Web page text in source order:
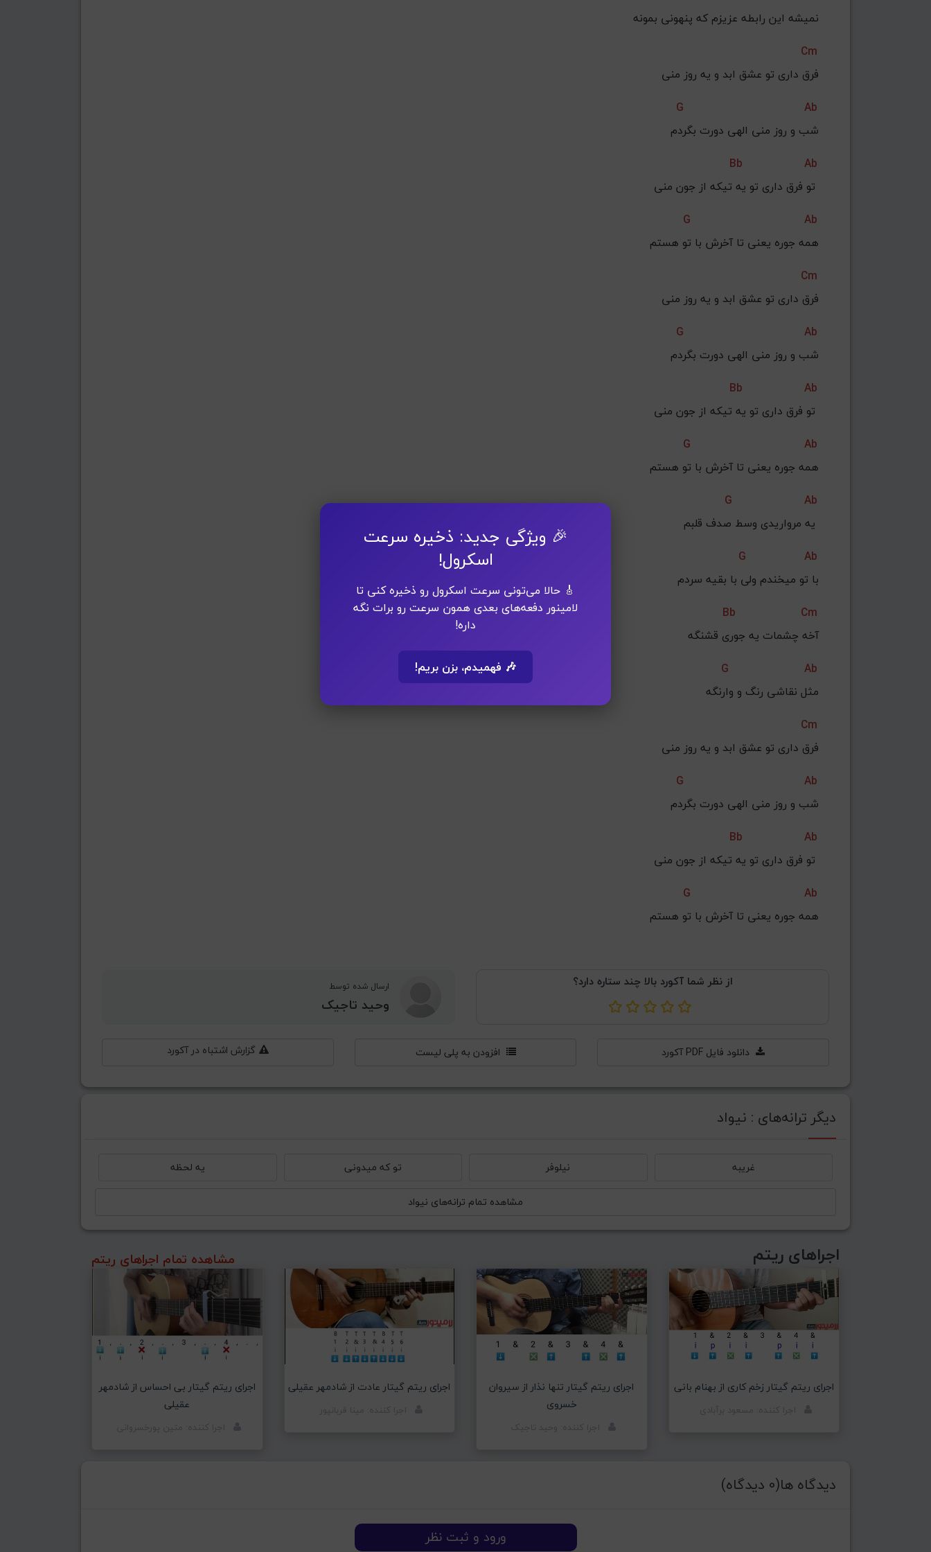
🎉 ویژگی جدید: ذخیره سرعت
اسکرول!
🎸 حالا می‌تونی سرعت اسکرول رو ذخیره کنی تا
لامینور دفعه‌های بعدی همون سرعت رو برات نگه
داره!
🎶 فهمیدم، بزن بریم!
نمیشه این رابطه عزیزم که پنهونی بمونه
Cm
فرق داری تو عشق ابد و یه روز منی
G
Ab
شب و روز منی الهی دورت بگردم
Bb
Ab
G
Ab
همه جوره یعنی تا آخرش با تو هستم
Cm
فرق داری تو عشق ابد و یه روز منی
G
Ab
شب و روز منی الهی دورت بگردم
Bb
Ab
G
Ab
همه جوره یعنی تا آخرش با تو هستم
G
Ab
G
Ab
با تو میخندم ولی با بقیه سردم
Bb
Cm
آخه چشمات یه جوری قشنگه
G
Ab
مثل نقاشی رنگ و وارنگه
Cm
فرق داری تو عشق ابد و یه روز منی
G
Ab
شب و روز منی الهی دورت بگردم
Bb
Ab
G
Ab
همه جوره یعنی تا آخرش با تو هستم
از نظر شما آکورد بالا چند ستاره دارد؟ ارسال شده توسط
وحید تاجیک
افزودن به پلی لیست گزارش اشتباه در آکورد
دیگر ترانه‌های : نیواد
غریبه نیلوفر تو که میدونی
یه لحظه
مشاهده تمام ترانه‌های نیواد
اجراهای ریتم مشاهده تمام اجراهای ریتم
اجرای ریتم گیتار زخم کاری از بهنام بانی
اجرای ریتم گیتار تنها نذار از سیروان
خسروی
اجرای ریتم گیتار عادت از شادمهر عقیلی
اجرای ریتم گیتار بی احساس از شادمهر
عقیلی
دیدگاه ها(0 دیدگاه)
ورود و ثبت نظر